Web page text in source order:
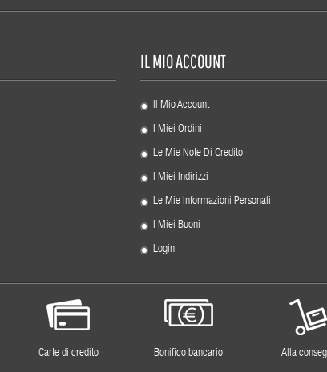
IL MIO ACCOUNT
Il Mio Account
I Miei Ordini
Le Mie Note Di Credito
I Miei Indirizzi
Le Mie Informazioni Personali
I Miei Buoni
Login
Carte di credito Bonifico bancario Alla